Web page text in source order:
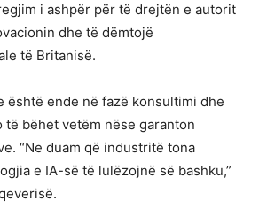
i ashpër për të drejtën e autorit
dhe të dëmtojë
të Britanisë.
është ende në fazë konsultimi dhe
të bëhet vetëm nëse garanton
“Ne duam që industritë tona
e IA-së të lulëzojnë së bashku,”